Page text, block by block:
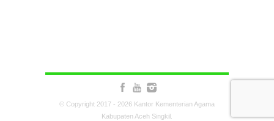
© Copyright 2017 - 2026 Kantor Kementerian Agama
Kabupaten Aceh Singkil.